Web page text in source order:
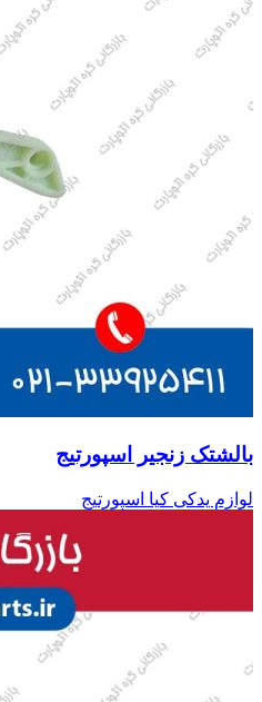
بالشتک زنجیر اسپورتیج
لوازم یدکی کیا اسپورتیج